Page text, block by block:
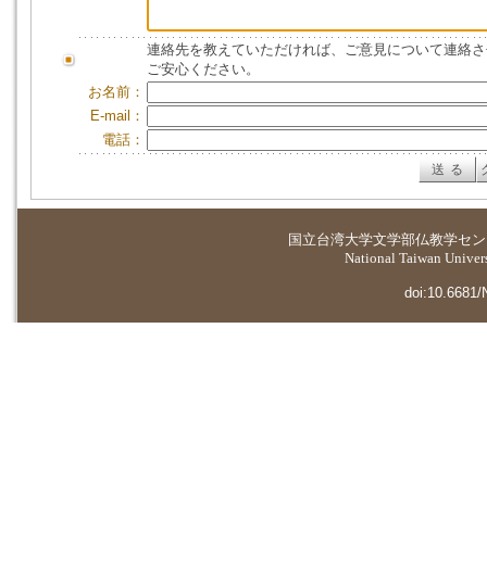
連絡先を教えていただければ、ご意見について連絡
ご安心ください。
お名前：
E-mail：
電話：
国立台湾大学文学部仏教学セ
National Taiwan
doi:10.6681/